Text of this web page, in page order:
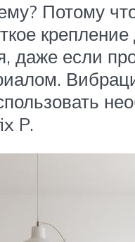
Потому
даже если
P.